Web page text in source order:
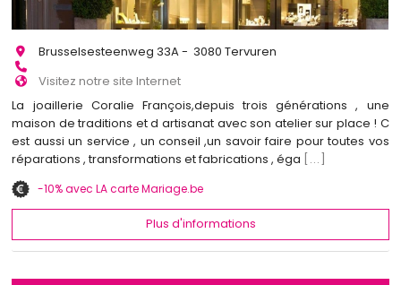
Brusselsesteenweg 33A - 3080 Tervuren
Visitez notre site Internet
La joaillerie Coralie François,depuis trois générations , une
maison de traditions et d artisanat avec son atelier sur place ! C
est aussi un service , un conseil ,un savoir faire pour toutes vos
réparations , transformations et fabrications , éga [...]
-10% avec LA carte Mariage.be
Plus d'informations